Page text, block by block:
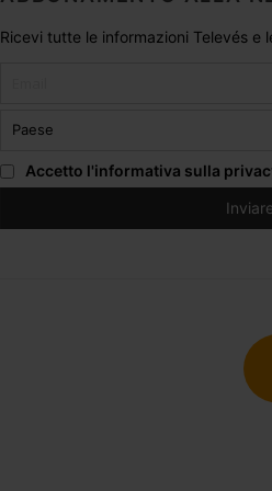
Ricevi tutte le informazioni Televés e
Accetto l'informativa sulla